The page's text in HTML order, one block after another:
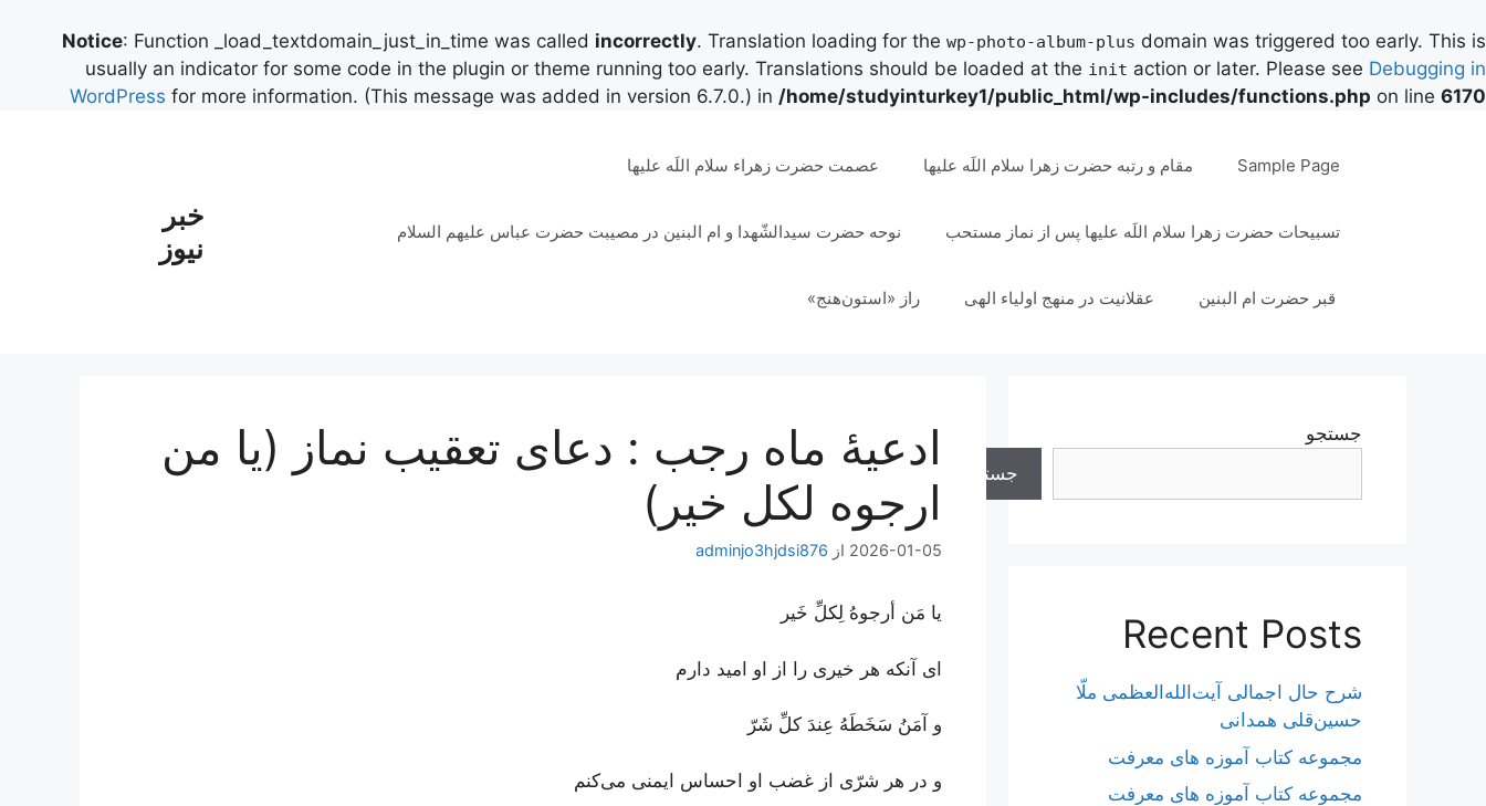
Notice: Function _load_textdomain_just_in_time was called incorrectly. Translation loading for the wp-photo-album-plus domain was triggered too early. This is
usually an indicator for some code in the plugin or theme running too early. Translations should be loaded at the init action or later. Please see Debugging in
WordPress for more information. (This message was added in version 6.7.0.) in /home/studyinturkey1/public_html/wp-includes/functions.php on line 6170
خبر
نیوز
Sample Page مقام و رتبه حضرت زهرا سلام اللَه علیها عصمت حضرت زهراء سلام اللَه علیها
تسبیحات حضرت زهرا سلام اللَه علیها پس از نماز مستحب نوحه حضرت سیدالشّهدا و ام البنین در مصیبت حضرت عباس علیهم السلام
قبر حضرت ام البنین عقلانیت در منهج اولیاء الهی راز «استون‌هنج»
ادعیۀ ماه رجب : دعای تعقیب نماز (یا من
ارجوه لکل خیر)
2026-01-05 از adminjo3hjdsi876
يا مَن أرجوهُ لِكلِّ خَير
ای آنکه هر خیری را از او امید دارم
و آمَنُ سَخَطَهُ عِندَ كلِّ شَرّ
و در هر شرّی از غضب او احساس ایمنی می‌کنم
جستجو
جستجو
Recent Posts
شرح حال اجمالی آیت‌الله‌العظمی ملّا
حسین‌قلی همدانی
مجموعه کتاب آموزه های معرفت
مجموعه کتاب آموزه های معرفت